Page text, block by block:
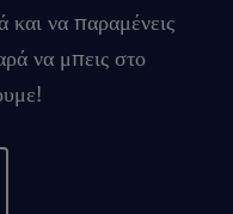
και να παραμένεις
να μπεις στο